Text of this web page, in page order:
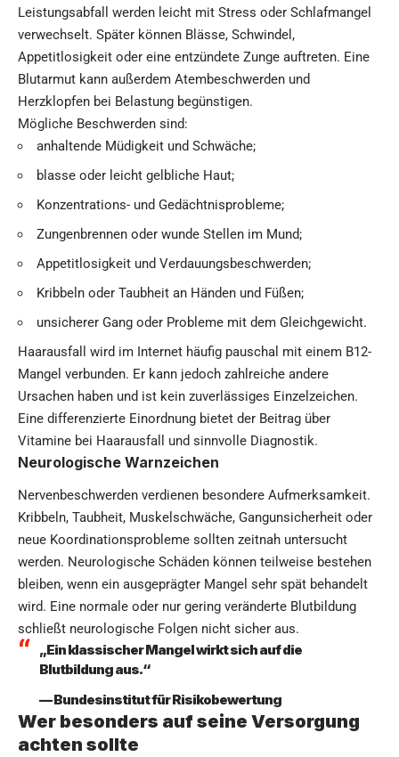
Leistungsabfall werden leicht mit Stress oder Schlafmangel
verwechselt. Später können Blässe, Schwindel,
Appetitlosigkeit oder eine entzündete Zunge auftreten. Eine
Blutarmut kann außerdem Atembeschwerden und
Herzklopfen bei Belastung begünstigen.
Mögliche Beschwerden sind:
anhaltende Müdigkeit und Schwäche;
blasse oder leicht gelbliche Haut;
Konzentrations- und Gedächtnisprobleme;
Zungenbrennen oder wunde Stellen im Mund;
Appetitlosigkeit und Verdauungsbeschwerden;
Kribbeln oder Taubheit an Händen und Füßen;
unsicherer Gang oder Probleme mit dem Gleichgewicht.
Haarausfall wird im Internet häufig pauschal mit einem B12-
Mangel verbunden. Er kann jedoch zahlreiche andere
Ursachen haben und ist kein zuverlässiges Einzelzeichen.
Eine differenzierte Einordnung bietet der Beitrag über
Vitamine bei Haarausfall und sinnvolle Diagnostik.
Neurologische Warnzeichen
Nervenbeschwerden verdienen besondere Aufmerksamkeit.
Kribbeln, Taubheit, Muskelschwäche, Gangunsicherheit oder
neue Koordinationsprobleme sollten zeitnah untersucht
werden. Neurologische Schäden können teilweise bestehen
bleiben, wenn ein ausgeprägter Mangel sehr spät behandelt
wird. Eine normale oder nur gering veränderte Blutbildung
schließt neurologische Folgen nicht sicher aus.
„Ein klassischer Mangel wirkt sich auf die
Blutbildung aus.“
— Bundesinstitut für Risikobewertung
Wer besonders auf seine Versorgung
achten sollte